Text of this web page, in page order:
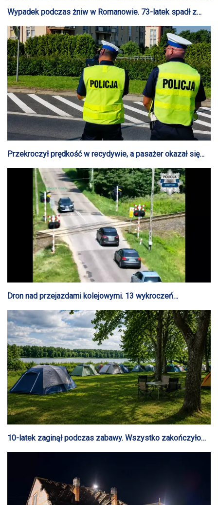
Wypadek podczas żniw w Romanowie. 73-latek spadł z
kombajnu
Przekroczył prędkość w recydywie, a pasażer okazał się
być osobą poszukiwaną
Dron nad przejazdami kolejowymi. 13 wykroczeń
ujawnionych podczas działań „Bezpieczny przejazd
kolejowy”
10-latek zaginął podczas zabawy. Wszystko zakończyło
się szczęśliwie